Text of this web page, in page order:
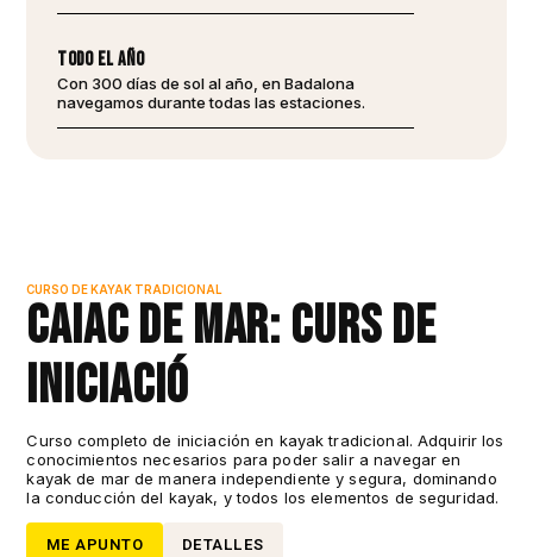
todo el año
Con 300 días de sol al año, ​​en Badalona
navegamos durante todas las estaciones.
CURSO DE KAYAK TRADICIONAL
Caiac de Mar: Curs de
Iniciació
Curso completo de iniciación en kayak tradicional. Adquirir los
conocimientos necesarios para poder salir a navegar en
kayak de mar de manera independiente y segura, dominando
la conducción del kayak, y todos los elementos de seguridad.
ME APUNTO DETALLES